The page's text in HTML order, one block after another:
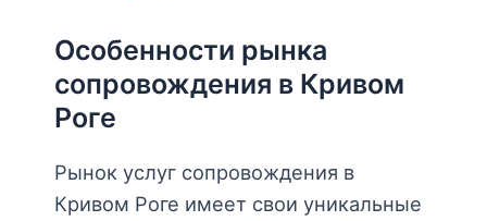
Особенности рынка
сопровождения в Кривом
Роге
Рынок услуг сопровождения в
Кривом Роге имеет свои уникальные